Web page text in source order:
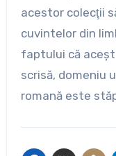
acestor colecţii
cuvintelor din
faptului că
scrisă, domeniu
romană este